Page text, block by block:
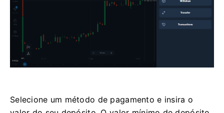
Selecione um método de pagamento e insira o